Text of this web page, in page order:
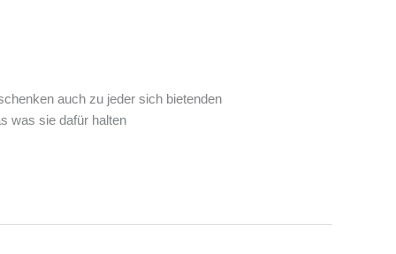
auch zu jeder sich bietenden
was sie dafür halten